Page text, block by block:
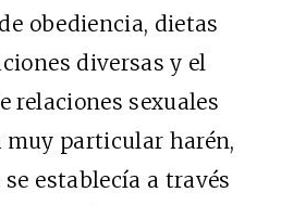
obediencia, dietas
diversas y el
relaciones sexuales
muy particular harén,
establecía a través